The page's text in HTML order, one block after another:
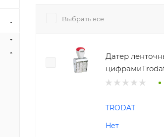
Выбрать все
Датер
TRODAT
Нет